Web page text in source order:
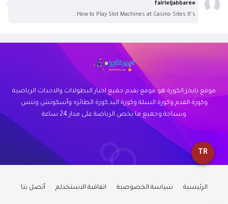
fairleijabbaree
How to Play Slot Machines at Casino Sites It's...
موقع تايجر الكورة هو موقع يقدم جميع اخبار البطولاات والاحداث الرياضية
وكورة القدم وكورة السلة وكورة اليد,كورة الطائره وأسكوتش وتنس
وسباحة وجميع ما يخص الرياضة على مدار 24 ساعة
TR
الرئيسية سياسة الخصوصية اتفاقية الاستخدلم أتصل بنا